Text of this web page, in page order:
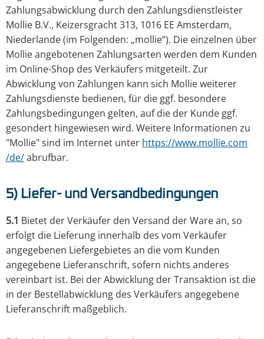
Zahlungsabwicklung durch den Zahlungsdienstleister
Mollie B.V., Keizersgracht 313, 1016 EE Amsterdam,
Niederlande (im Folgenden: „mollie“). Die einzelnen über
Mollie angebotenen Zahlungsarten werden dem Kunden
im Online-Shop des Verkäufers mitgeteilt. Zur
Abwicklung von Zahlungen kann sich Mollie weiterer
Zahlungsdienste bedienen, für die ggf. besondere
Zahlungsbedingungen gelten, auf die der Kunde ggf.
gesondert hingewiesen wird. Weitere Informationen zu
"Mollie" sind im Internet unter https://www.mollie.com
/de/abrufbar.
5) Liefer- und Versandbedingungen
5.1 Bietet der Verkäufer den Versand der Ware an, so
erfolgt die Lieferung innerhalb des vom Verkäufer
angegebenen Liefergebietes an die vom Kunden
angegebene Lieferanschrift, sofern nichts anderes
vereinbart ist. Bei der Abwicklung der Transaktion ist die
in der Bestellabwicklung des Verkäufers angegebene
Lieferanschrift maßgeblich.